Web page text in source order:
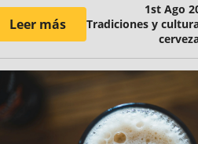
Leer más
1st Ago
Tradiciones y